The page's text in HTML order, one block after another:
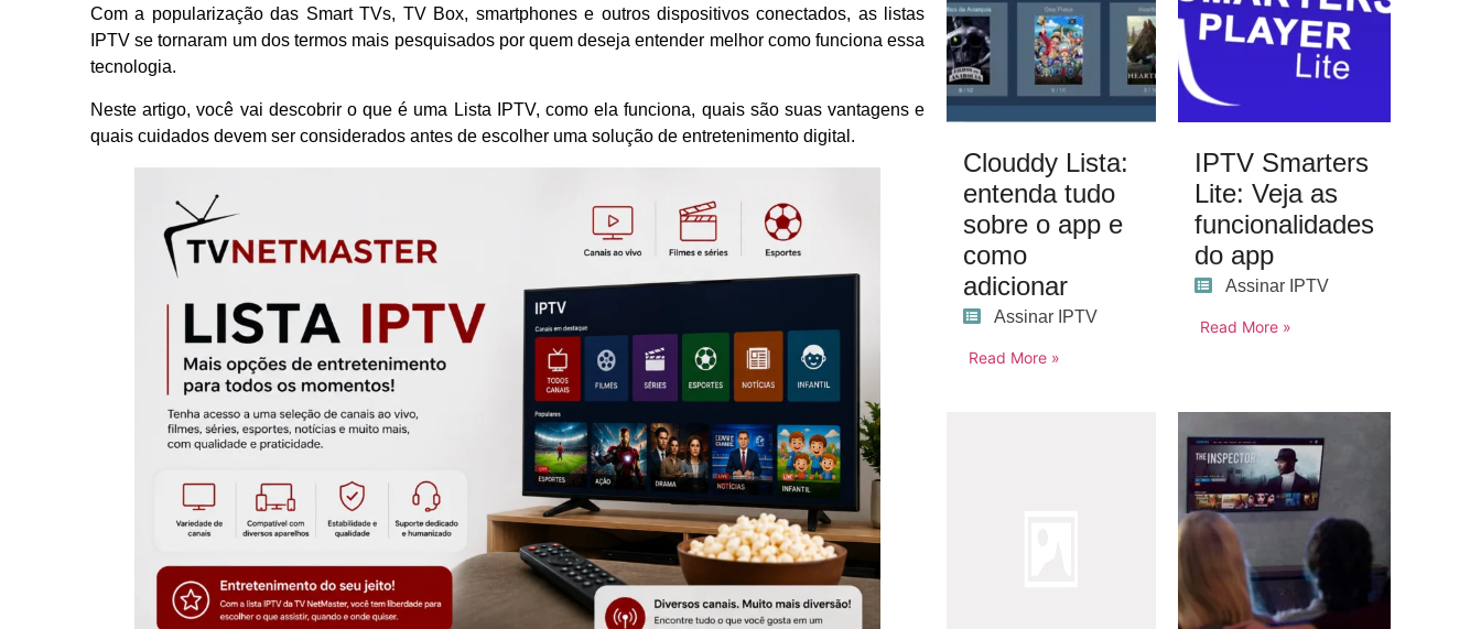
Com a popularização das Smart TVs, TV Box, smartphones e outros dispositivos conectados, as listas
IPTV se tornaram um dos termos mais pesquisados por quem deseja entender melhor como funciona essa
tecnologia.
Neste artigo, você vai descobrir o que é uma Lista IPTV, como ela funciona, quais são suas vantagens e
quais cuidados devem ser considerados antes de escolher uma solução de entretenimento digital.
Clouddy Lista:
entenda tudo
sobre o app e
como
adicionar
Assinar IPTV
Read More »
IPTV Smarters
Lite: Veja as
funcionalidades
do app
Assinar IPTV
Read More »